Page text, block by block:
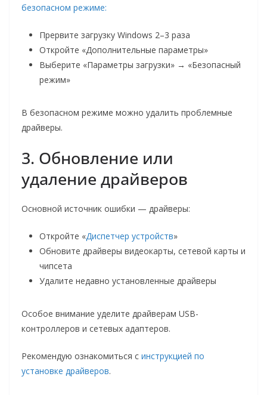
безопасном режиме:
Прервите загрузку Windows 2–3 раза
Откройте «Дополнительные параметры»
Выберите «Параметры загрузки» → «Безопасный
режим»
В безопасном режиме можно удалить проблемные
драйверы.
3. Обновление или
удаление драйверов
Основной источник ошибки — драйверы:
Откройте «Диспетчер устройств»
Обновите драйверы видеокарты, сетевой карты и
чипсета
Удалите недавно установленные драйверы
Особое внимание уделите драйверам USB-
контроллеров и сетевых адаптеров.
Рекомендую ознакомиться с инструкцией по
установке драйверов.